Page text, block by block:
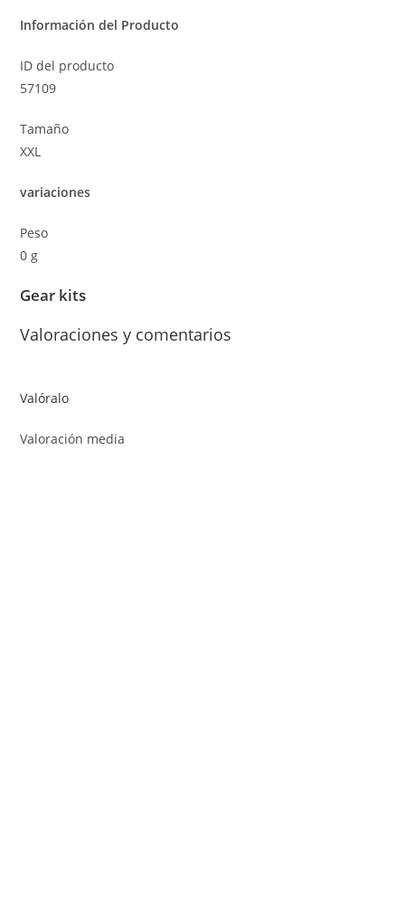
Información del Producto
ID del producto
57109
Tamaño
XXL
variaciones
Peso
0 g
Gear kits
Valoraciones y comentarios
Valóralo
Valoración media